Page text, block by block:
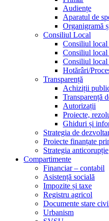
Audiențe
Aparatul de
Organigramă
Consiliul Local
Consiliul local
Consiliul local
Consiliul local
Hotărâri/
Transparență
Achiziții
Transparență
Autorizații
Proiecte,
Ghiduri și
Strategia de
Proiecte finanțate
Strategia anticorupție
Compartimente
Financiar – contabil
Asistență socială
Impozite și taxe
Registru agricol
Documente stare
Urbanism